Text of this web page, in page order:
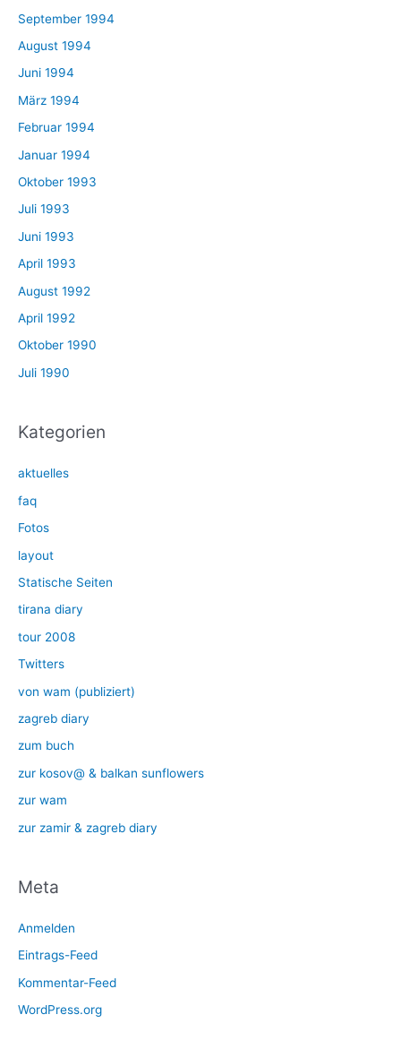
September 1994
August 1994
Juni 1994
März 1994
Februar 1994
Januar 1994
Oktober 1993
Juli 1993
Juni 1993
April 1993
August 1992
April 1992
Oktober 1990
Juli 1990
Kategorien
aktuelles
faq
Fotos
layout
Statische Seiten
tirana diary
tour 2008
Twitters
von wam (publiziert)
zagreb diary
zum buch
zur kosov@ & balkan sunflowers
zur wam
zur zamir & zagreb diary
Meta
Anmelden
Eintrags-Feed
Kommentar-Feed
WordPress.org